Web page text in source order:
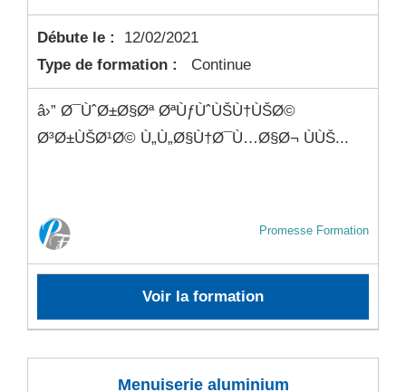
Débute le :
12/02/2021
Type de formation :
Continue
â›” Ø¯ÙˆØ±Ø§Øª ØªÙƒÙˆÙŠÙ†ÙŠØ©
Ø³Ø±ÙŠØ¹Ø© Ù„Ù„Ø§Ù†Ø¯Ù…Ø§Ø¬ ÙÙŠ...
Promesse Formation
Voir la formation
Menuiserie aluminium